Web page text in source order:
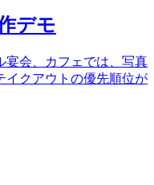
デモ
宴会、カフェでは、写真
イクアウトの優先順位が